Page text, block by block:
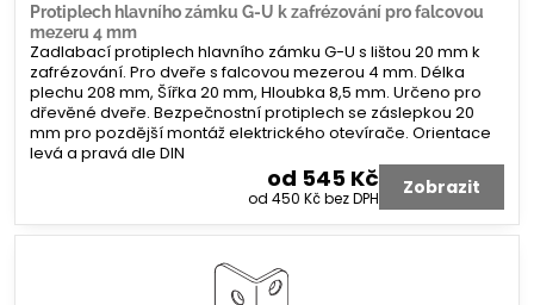
Protiplech hlavního zámku G-U k zafrézování pro falcovou
mezeru 4 mm
Zadlabací protiplech hlavního zámku G-U s lištou 20 mm k
zafrézování. Pro dveře s falcovou mezerou 4 mm. Délka
plechu 208 mm, Šířka 20 mm, Hloubka 8,5 mm. Určeno pro
dřevěné dveře. Bezpečnostní protiplech se záslepkou 20
mm pro pozdější montáž elektrického otevírače. Orientace
levá a pravá dle DIN
od 545 Kč
od 450 Kčbez DPH Zobrazit